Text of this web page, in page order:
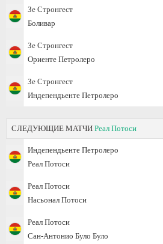
Зе Стронгест
Боливар
Зе Стронгест
Ориенте Петролеро
Зе Стронгест
Индепендьенте Петролеро
СЛЕДУЮЩИЕ МАТЧИ Реал Потоси
Индепендьенте Петролеро
Реал Потоси
Реал Потоси
Насьонал Потоси
Реал Потоси
Сан-Антонио Було Було